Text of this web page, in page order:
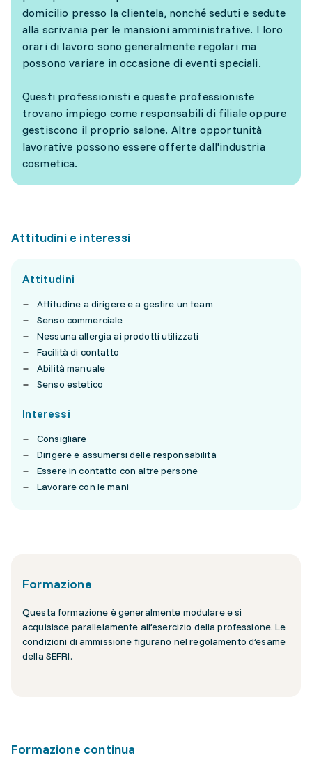
domicilio presso la clientela, nonché seduti e sedute
alla scrivania per le mansioni amministrative. I loro
orari di lavoro sono generalmente regolari ma
possono variare in occasione di eventi speciali.
Questi professionisti e queste professioniste
trovano impiego come responsabili di filiale oppure
gestiscono il proprio salone. Altre opportunità
lavorative possono essere offerte dall'industria
cosmetica.
Attitudini e interessi
Attitudini
Attitudine a dirigere e a gestire un team
Senso commerciale
Nessuna allergia ai prodotti utilizzati
Facilità di contatto
Abilità manuale
Senso estetico
Interessi
Consigliare
Dirigere e assumersi delle responsabilità
Essere in contatto con altre persone
Lavorare con le mani
Formazione
Questa formazione è generalmente modulare e si
acquisisce parallelamente all’esercizio della professione. Le
condizioni di ammissione figurano nel regolamento d’esame
della SEFRI.
Formazione continua